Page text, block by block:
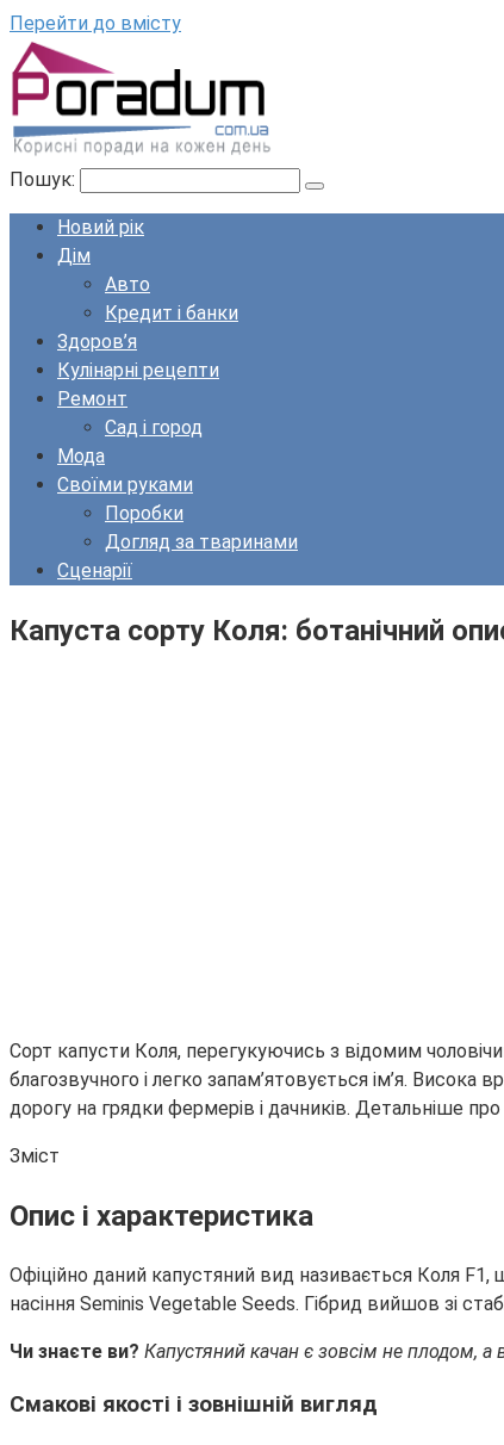
Перейти до вмісту
Пошук:
Новий рік
Дім
Авто
Кредит і банки
Здоров’я
Кулінарні рецепти
Ремонт
Сад і город
Мода
Своїми руками
Поробки
Догляд за тваринами
Сценарії
Капуста сорту Коля: ботанічний
Сорт капусти Коля, перегукуючись з відомим
благозвучного і легко запам’ятовується ім’я. Висока
дорогу на грядки фермерів і дачників. Детальніше
Зміст
Опис і характеристика
Офіційно даний капустяний вид називається Коля
насіння Seminis Vegetable Seeds. Гібрид вийшов зі
Чи знаєте ви? Капустяний качан є зовсім не плодом, а
Смакові якості і зовнішній вигляд